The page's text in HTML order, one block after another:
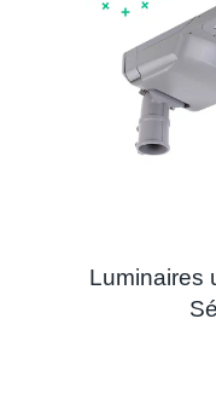
Luminaires